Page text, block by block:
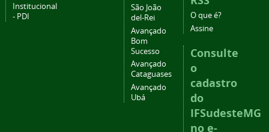
Institucional
- PDI
São João
del-Rei
Avançado
Bom
Sucesso
Avançado
Cataguases
Avançado
Ubá
O que é?
Assine
Consulte
o
cadastro
do
IFSudesteMG
no e-